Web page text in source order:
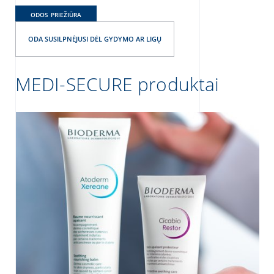
ODOS PRIEŽIŪRA
ODA SUSILPNĖJUSI DĖL GYDYMO AR LIGŲ
MEDI-SECURE produktai